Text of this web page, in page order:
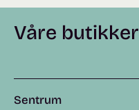
Våre butikker
Sentrum